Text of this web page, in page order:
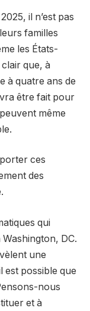
il n’est pas
familles
les États-
que, à
à quatre ans de
être fait pour
même
ces
des
qui
DC.
une
est possible que
nous
et à